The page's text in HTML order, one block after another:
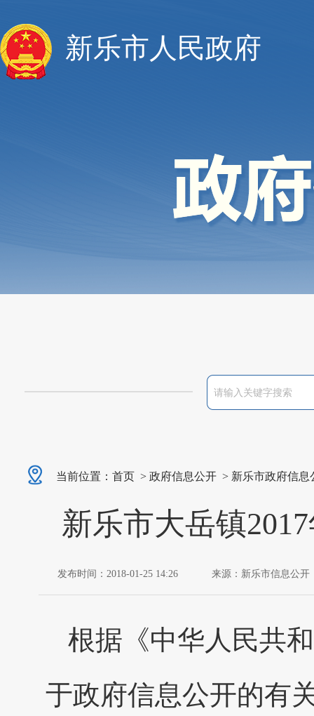
新乐市人民政府
当前位置： 首页 > 政府信息公开 > 新乐市政府信息
新乐市大岳镇
发布时间：2018-01-25 14:26 来源：新乐市信息公开
根据《中华人民共
于政府信息公开的有